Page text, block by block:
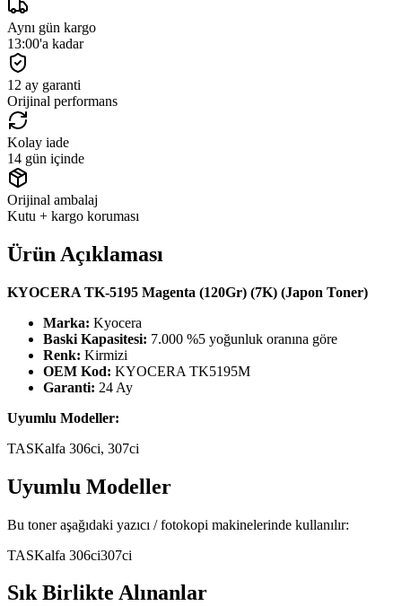
Aynı gün kargo
13:00'a kadar
12 ay garanti
Orijinal performans
Kolay iade
14 gün içinde
Orijinal ambalaj
Kutu + kargo koruması
Ürün Açıklaması
KYOCERA TK-5195 Magenta (120Gr) (7K) (Japon Toner)
Marka: Kyocera
Baski Kapasitesi: 7.000 %5 yoğunluk oranına göre
Renk: Kirmizi
OEM Kod: KYOCERA TK5195M
Garanti: 24 Ay
Uyumlu Modeller:
TASKalfa 306ci, 307ci
Uyumlu Modeller
Bu toner aşağıdaki yazıcı / fotokopi makinelerinde kullanılır:
TASKalfa 306ci307ci
Sık Birlikte Alınanlar